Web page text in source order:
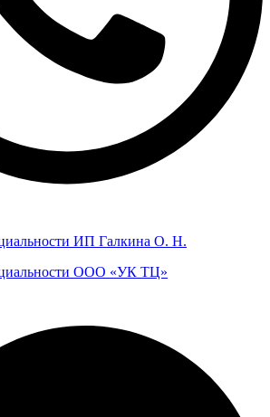
ИП Галкина О. Н.
ООО «УК ТЦ»